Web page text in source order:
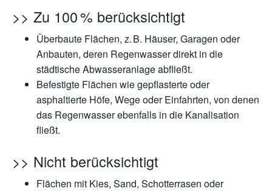
>> Zu 100 % berücksichtigt
Überbaute Flächen, z. B. Häuser, Garagen oder
Anbauten, deren Regenwasser direkt in die
städtische Abwasseranlage abfließt.
Befestigte Flächen wie gepflasterte oder
asphaltierte Höfe, Wege oder Einfahrten, von denen
das Regenwasser ebenfalls in die Kanalisation
fließt.
>> Nicht berücksichtigt
Flächen mit Kies, Sand, Schotterrasen oder